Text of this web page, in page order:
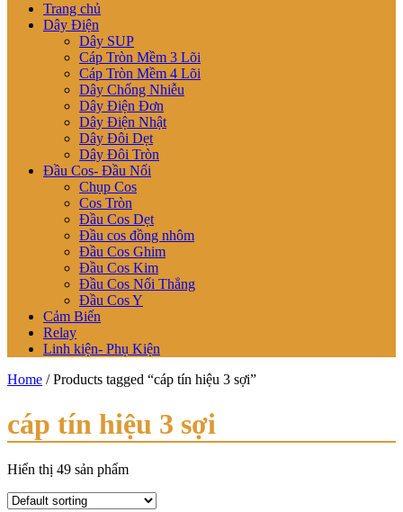
Trang chủ
Dây Điện
Dây SUP
Cáp Tròn Mềm 3 Lõi
Cáp Tròn Mềm 4 Lõi
Dây Chống Nhiễu
Dây Điện Đơn
Dây Điện Nhật
Dây Đôi Dẹt
Dây Đôi Tròn
Đầu Cos- Đầu Nối
Chụp Cos
Cos Tròn
Đầu Cos Dẹt
Đầu cos đồng nhôm
Đầu Cos Ghim
Đầu Cos Kim
Đầu Cos Nối Thẳng
Đầu Cos Y
Cảm Biến
Relay
Linh kiện- Phụ Kiện
Home / Products tagged “cáp tín hiệu 3 sợi”
cáp tín hiệu 3 sợi
Hiển thị 49 sản phẩm